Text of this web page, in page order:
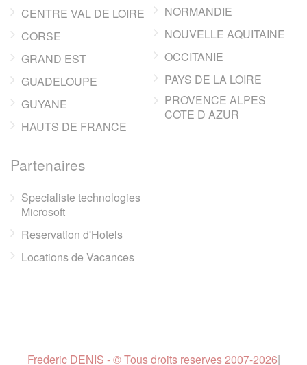
CENTRE VAL DE LOIRE
CORSE
GRAND EST
GUADELOUPE
GUYANE
HAUTS DE FRANCE
NORMANDIE
NOUVELLE AQUITAINE
OCCITANIE
PAYS DE LA LOIRE
PROVENCE ALPES
COTE D AZUR
Partenaires
Specialiste technologies
Microsoft
Reservation d'Hotels
Locations de Vacances
Frederic DENIS - © Tous droits reserves 2007-2026|